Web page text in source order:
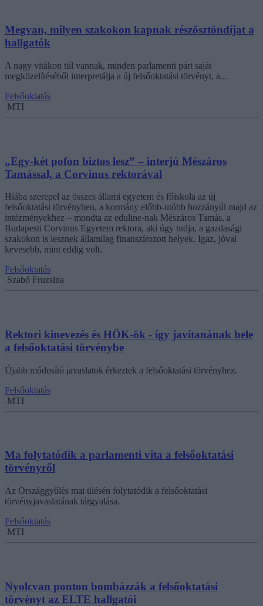
Megvan, milyen szakokon kapnak részösztöndíjat a
hallgatók
A nagy vitákon túl vannak, minden parlamenti párt saját
megközelítéséből interpretálja a új felsőoktatási törvényt, a...
Felsőoktatás
MTI
„Egy-két pofon biztos lesz” – interjú Mészáros
Tamással, a Corvinus rektorával
Hiába szerepel az összes állami egyetem és főiskola az új
felsőoktatási törvényben, a kormány előbb-utóbb hozzányúl majd az
intézményekhez – mondta az eduline-nak Mészáros Tamás, a
Budapesti Corvinus Egyetem rektora, aki úgy tudja, a gazdasági
szakokon is lesznek államilag finanszírozott helyek. Igaz, jóval
kevesebb, mint eddig volt.
Felsőoktatás
Szabó Fruzsina
Rektori kinevezés és HÖK-ök - így javítanának bele
a felsőoktatási törvénybe
Újabb módosító javaslatok érkeztek a felsőoktatási törvényhez.
Felsőoktatás
MTI
Ma folytatódik a parlamenti vita a felsőoktatási
törvényről
Az Országgyűlés mai ülésén folytatódik a felsőoktatási
törvényjavaslatának tárgyalása.
Felsőoktatás
MTI
Nyolcvan ponton bombázzák a felsőoktatási
törvényt az ELTE hallgatói